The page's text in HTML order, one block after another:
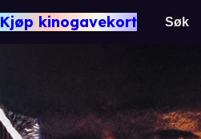
Kjøp kinogavekort